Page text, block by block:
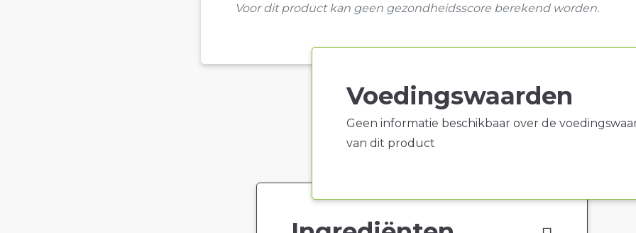
Voor dit product kan geen gezondheidsscore berekend worden.
Voedingswaarden
Geen informatie beschikbaar over de
van dit product